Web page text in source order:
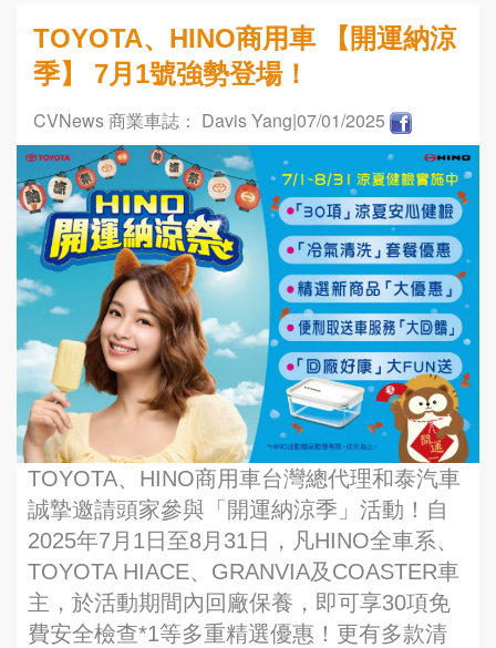
TOYOTA、HINO商用車 【開運納涼
季】 7月1號強勢登場！
CVNews 商業車誌： Davis Yang|07/01/2025
TOYOTA、HINO商用車台灣總代理和泰汽車
誠摯邀請頭家參與「開運納涼季」活動！自
2025年7月1日至8月31日，凡HINO全車系、
TOYOTA HIACE、GRANVIA及COASTER車
主，於活動期間內回廠保養，即可享30項免
費安全檢查*1等多重精選優惠！更有多款清